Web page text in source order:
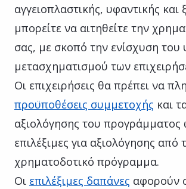
αγγειοπλαστικής, υφαντικής και
μπορείτε να αιτηθείτε την
σας, με σκοπό την ενίσχυση του
μετασχηματισμού των
Οι επιχειρήσεις θα πρέπει να
προϋποθέσεις συμμετοχής και
αξιολόγησης του προγράμματος
επιλέξιμες για αξιολόγησης από
χρηματοδοτικό πρόγραμμα.
Οι επιλέξιμες δαπάνες αφορούν